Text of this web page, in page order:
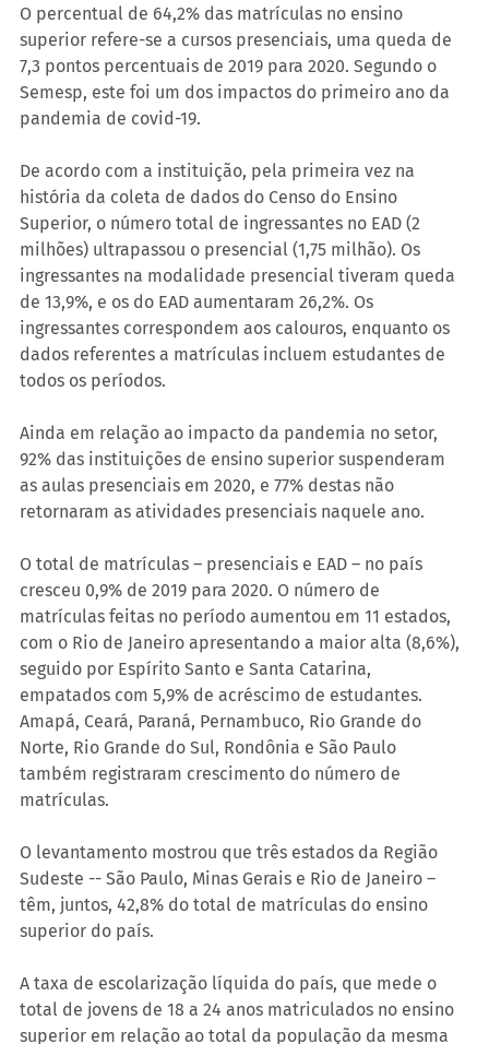
O percentual de 64,2% das matrículas no ensino
superior refere-se a cursos presenciais, uma queda de
7,3 pontos percentuais de 2019 para 2020. Segundo o
Semesp, este foi um dos impactos do primeiro ano da
pandemia de covid-19.
De acordo com a instituição, pela primeira vez na
história da coleta de dados do Censo do Ensino
Superior, o número total de ingressantes no EAD (2
milhões) ultrapassou o presencial (1,75 milhão). Os
ingressantes na modalidade presencial tiveram queda
de 13,9%, e os do EAD aumentaram 26,2%. Os
ingressantes correspondem aos calouros, enquanto os
dados referentes a matrículas incluem estudantes de
todos os períodos.
Ainda em relação ao impacto da pandemia no setor,
92% das instituições de ensino superior suspenderam
as aulas presenciais em 2020, e 77% destas não
retornaram as atividades presenciais naquele ano.
O total de matrículas – presenciais e EAD – no país
cresceu 0,9% de 2019 para 2020. O número de
matrículas feitas no período aumentou em 11 estados,
com o Rio de Janeiro apresentando a maior alta (8,6%),
seguido por Espírito Santo e Santa Catarina,
empatados com 5,9% de acréscimo de estudantes.
Amapá, Ceará, Paraná, Pernambuco, Rio Grande do
Norte, Rio Grande do Sul, Rondônia e São Paulo
também registraram crescimento do número de
matrículas.
O levantamento mostrou que três estados da Região
Sudeste -- São Paulo, Minas Gerais e Rio de Janeiro –
têm, juntos, 42,8% do total de matrículas do ensino
superior do país.
A taxa de escolarização líquida do país, que mede o
total de jovens de 18 a 24 anos matriculados no ensino
superior em relação ao total da população da mesma